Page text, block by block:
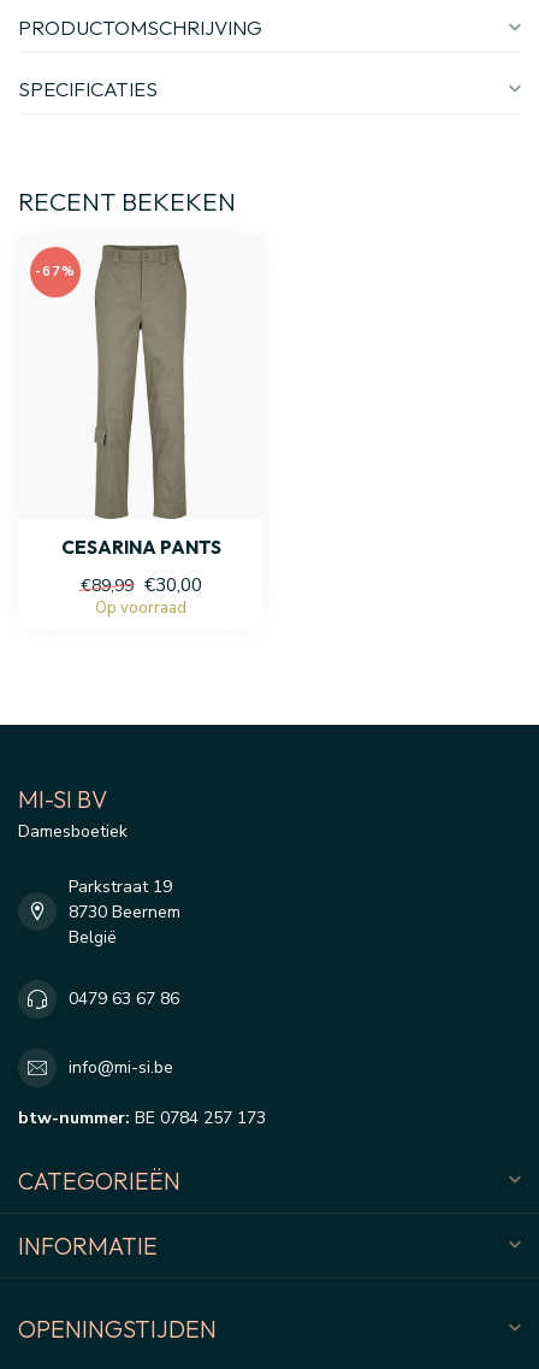
PRODUCTOMSCHRIJVING
SPECIFICATIES
RECENT BEKEKEN
-67%
CESARINA PANTS
€89,99 €30,00
Op voorraad
MI-SI BV
Damesboetiek
Parkstraat 19
8730 Beernem
België
0479 63 67 86
info@mi-si.be
btw-nummer: BE 0784 257 173
CATEGORIEËN
INFORMATIE
OPENINGSTIJDEN